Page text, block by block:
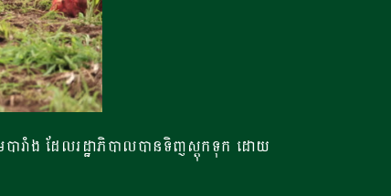
ារាំង ដែលរដ្ឋាភិបាលបានទិញស្តុកទុក ដោយ